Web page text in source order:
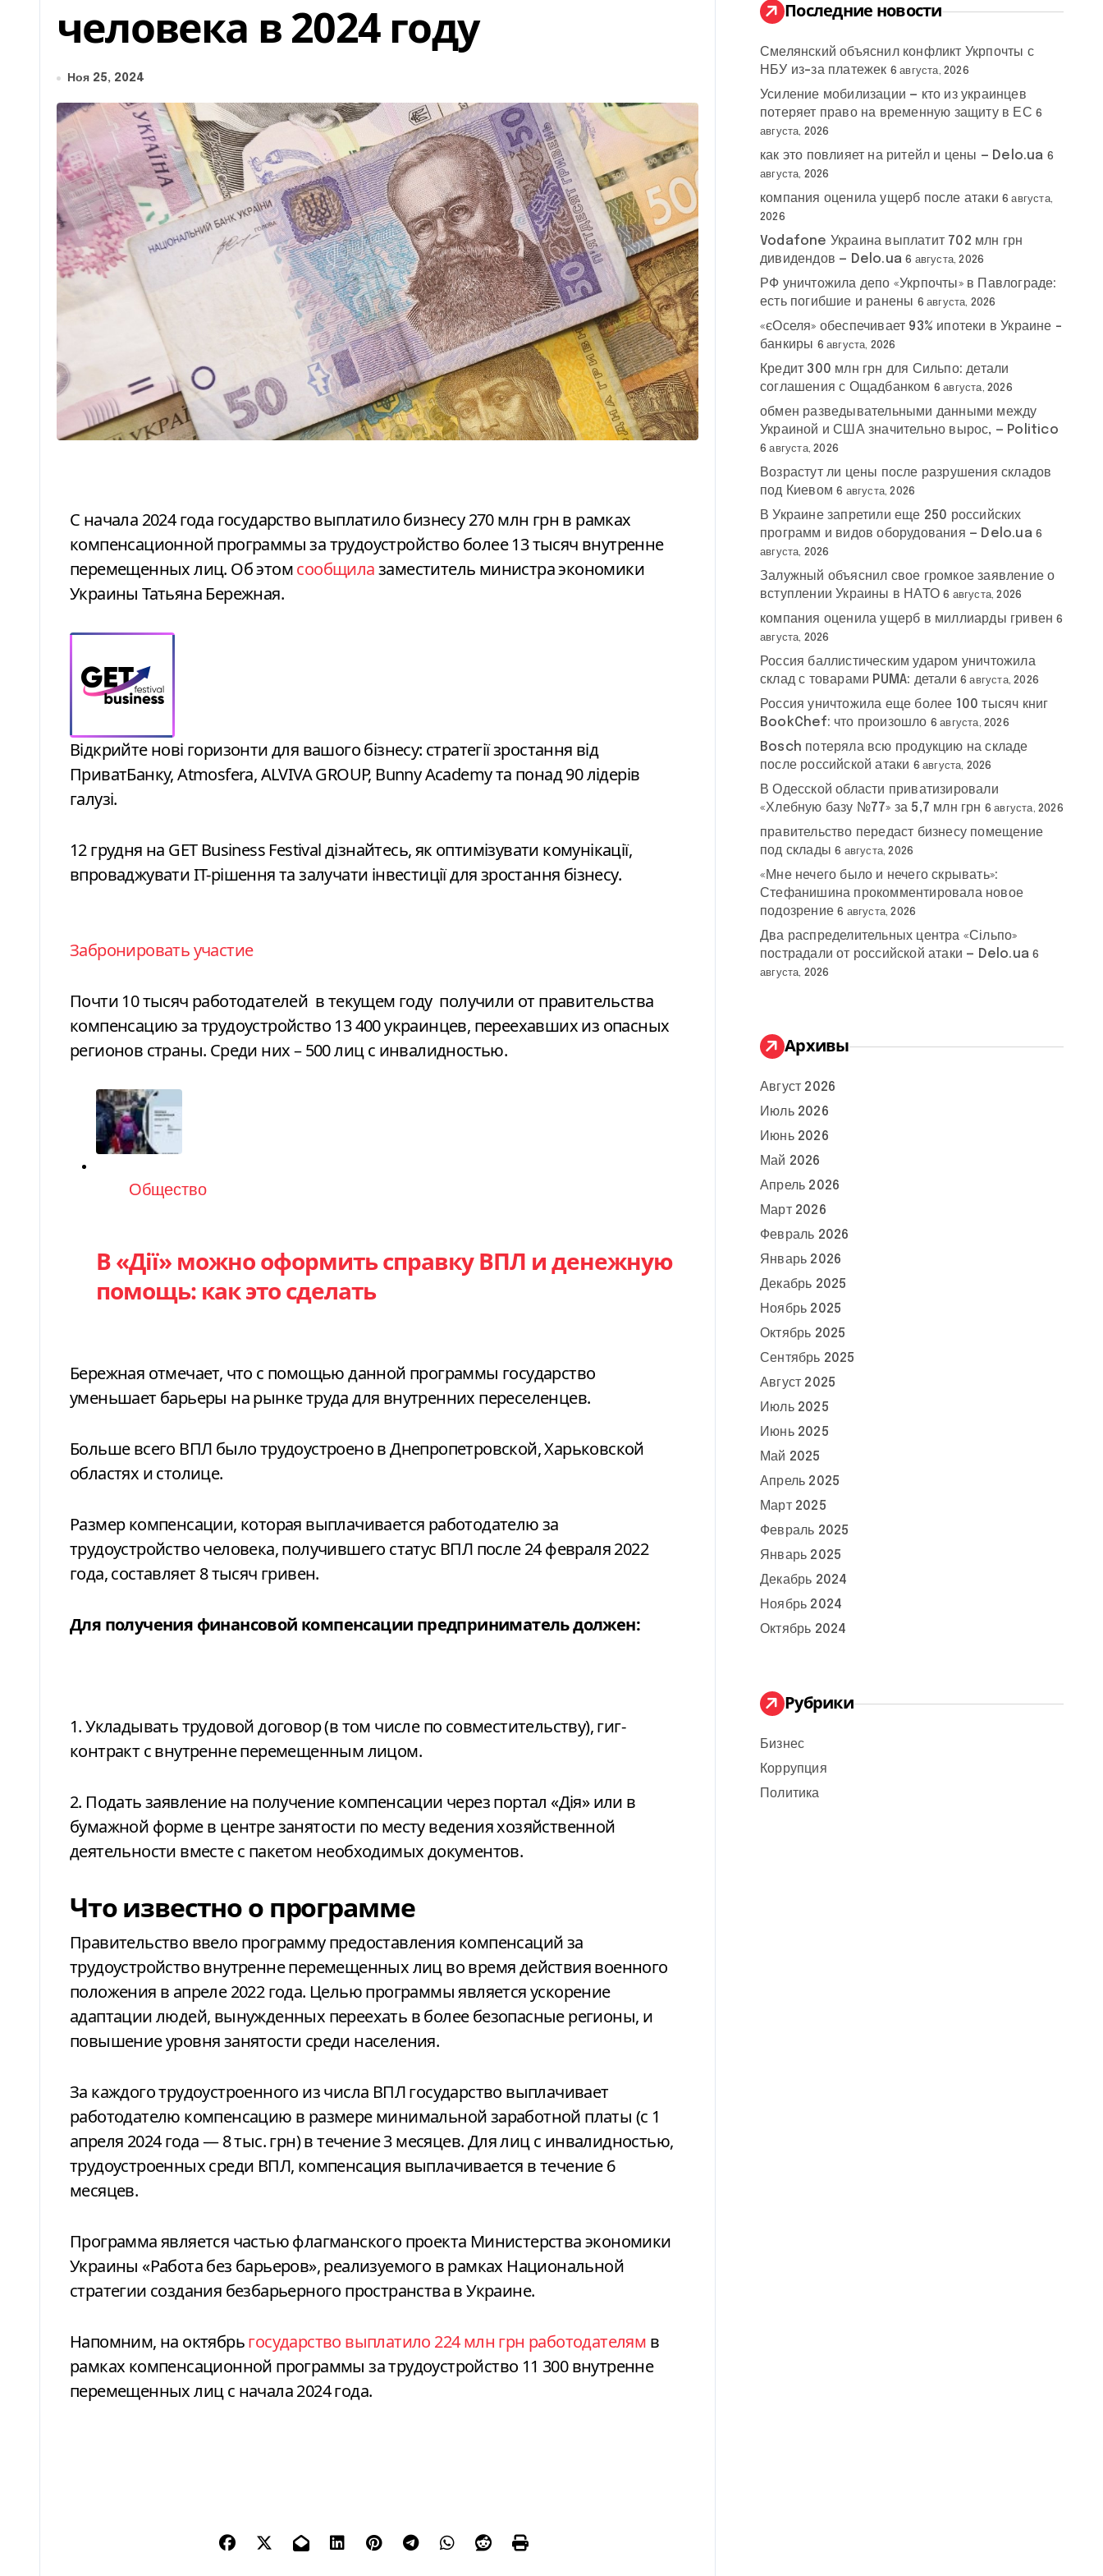
человека в 2024 году
Ноя 25, 2024
С начала 2024 года государство выплатило бизнесу 270 млн грн в рамках
компенсационной программы за трудоустройство более 13 тысяч внутренне
перемещенных лиц. Об этомсообщилазаместитель министра экономики
Украины Татьяна Бережная.
Відкрийте нові горизонти для вашого бізнесу: стратегії зростання від
ПриватБанку, Atmosfera, ALVIVA GROUP, Bunny Academy та понад 90 лідерів
галузі.
12 грудня на GET Business Festival дізнайтесь, як оптимізувати комунікації,
впроваджувати ІТ-рішення та залучати інвестиції для зростання бізнесу.
Забронировать участие
Почти 10 тысяч работодателей в текущем году получили от правительства
компенсацию за трудоустройство 13 400 украинцев, переехавших из опасных
регионов страны. Среди них – 500 лиц с инвалидностью.
Категория
Общество
В «Дії» можно оформить справку ВПЛ и денежную
помощь: как это сделать
Бережная отмечает, что с помощью данной программы государство
уменьшает барьеры на рынке труда для внутренних переселенцев.
Больше всего ВПЛ было трудоустроено в Днепропетровской, Харьковской
областях и столице.
Размер компенсации, которая выплачивается работодателю за
трудоустройство человека, получившего статус ВПЛ после 24 февраля 2022
года, составляет 8 тысяч гривен.
Для получения финансовой компенсации предприниматель должен:
1.Укладывать трудовой договор (в том числе по совместительству), гиг-
контракт с внутренне перемещенным лицом.
2. Подать заявление на получение компенсации через портал «Дія» или в
бумажной форме в центре занятости по месту ведения хозяйственной
деятельности вместе с пакетом необходимых документов.
Что известно о программе
Правительство ввело программу предоставления компенсаций за
трудоустройство внутренне перемещенных лиц во время действия военного
положения в апреле 2022 года. Целью программы является ускорение
адаптации людей, вынужденных переехать в более безопасные регионы, и
повышение уровня занятости среди населения.
За каждого трудоустроенного из числа ВПЛ государство выплачивает
работодателю компенсацию в размере минимальной заработной платы (с 1
апреля 2024 года — 8 тыс. грн) в течение 3 месяцев. Для лиц с инвалидностью,
трудоустроенных среди ВПЛ, компенсация выплачивается в течение 6
месяцев.
Программа является частью флагманского проекта Министерства экономики
Украины «Работа без барьеров», реализуемого в рамках Национальной
стратегии создания безбарьерного пространства в Украине.
Напомним, на октябрьгосударство выплатило 224 млн грн работодателям в
рамках компенсационной программы за трудоустройство 11 300 внутренне
перемещенных лиц с начала 2024 года.
:
Последние новости
Смелянский объяснил конфликт Укрпочты с
НБУ из-за платежек 6 августа, 2026
Усиление мобилизации — кто из украинцев
потеряет право на временную защиту в ЕС 6
августа, 2026
как это повлияет на ритейл и цены — Delo.ua 6
августа, 2026
компания оценила ущерб после атаки 6 августа,
2026
Vodafone Украина выплатит 702 млн грн
дивидендов — Delo.ua 6 августа, 2026
РФ уничтожила депо «Укрпочты» в Павлограде:
есть погибшие и ранены 6 августа, 2026
«єОселя» обеспечивает 93% ипотеки в Украине –
банкиры 6 августа, 2026
Кредит 300 млн грн для Сильпо: детали
соглашения с Ощадбанком 6 августа, 2026
обмен разведывательными данными между
Украиной и США значительно вырос, — Politico
6 августа, 2026
Возрастут ли цены после разрушения складов
под Киевом 6 августа, 2026
В Украине запретили еще 250 российских
программ и видов оборудования — Delo.ua 6
августа, 2026
Залужный объяснил свое громкое заявление о
вступлении Украины в НАТО 6 августа, 2026
компания оценила ущерб в миллиарды гривен 6
августа, 2026
Россия баллистическим ударом уничтожила
склад с товарами PUMA: детали 6 августа, 2026
Россия уничтожила еще более 100 тысяч книг
BookChef: что произошло 6 августа, 2026
Bosch потеряла всю продукцию на складе
после российской атаки 6 августа, 2026
В Одесской области приватизировали
«Хлебную базу №77» за 5,7 млн грн 6 августа, 2026
правительство передаст бизнесу помещение
под склады 6 августа, 2026
«Мне нечего было и нечего скрывать»:
Стефанишина прокомментировала новое
подозрение 6 августа, 2026
Два распределительных центра «Сільпо»
пострадали от российской атаки — Delo.ua 6
августа, 2026
Архивы
Август 2026
Июль 2026
Июнь 2026
Май 2026
Апрель 2026
Март 2026
Февраль 2026
Январь 2026
Декабрь 2025
Ноябрь 2025
Октябрь 2025
Сентябрь 2025
Август 2025
Июль 2025
Июнь 2025
Май 2025
Апрель 2025
Март 2025
Февраль 2025
Январь 2025
Декабрь 2024
Ноябрь 2024
Октябрь 2024
Рубрики
Бизнес
Коррупция
Политика